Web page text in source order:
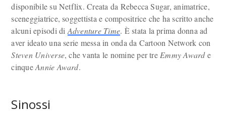
disponibile su Netflix. Creata da Rebecca Sugar, animatrice,
sceneggiatrice, soggettista e compositrice che ha scritto anche
alcuni episodi di Adventure Time. È stata la prima donna ad
aver ideato una serie messa in onda da Cartoon Network con
Steven Universe, che vanta le nomine per tre Emmy Awarde
cinqueAnnie Award.
Sinossi